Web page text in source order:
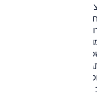
המרכזי קטן מזה של
— וכמו בעוד
תמוה ובעיקר גוזל
באלומיניום
נאה למראה, לא מאד
מוסתרים על־ידי
לפנים בסדר, אך לא כל
לדלת, למשל).